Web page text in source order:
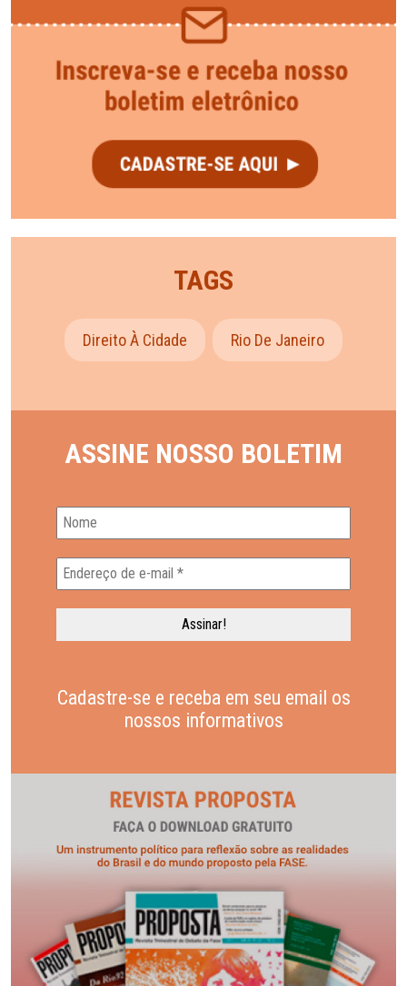
TAGS
Direito À Cidade Rio De Janeiro
ASSINE NOSSO BOLETIM
Cadastre-se e receba em seu email os
nossos informativos